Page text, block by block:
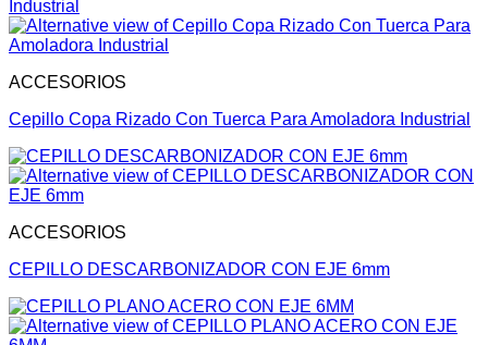
ACCESORIOS
Cepillo Copa Rizado Con Tuerca Para Amoladora Industrial
ACCESORIOS
CEPILLO DESCARBONIZADOR CON EJE 6mm